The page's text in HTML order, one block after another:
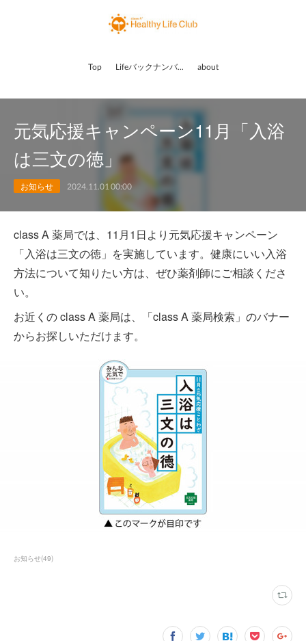
Top Lifeバックナンバー about
元気応援キャンペーン11月「入浴
は三文の徳」
お知らせ 2024.11.01 00:00
class A 薬局では、11月1日より元気応援キャンペーン
「入浴は三文の徳」を実施しています。健康にいい入浴
方法について知りたい方は、ぜひ薬剤師にご相談くださ
い。
お近くの class A 薬局は、「class A 薬局検索」のバナー
からお探しいただけます。
お知らせ(49)